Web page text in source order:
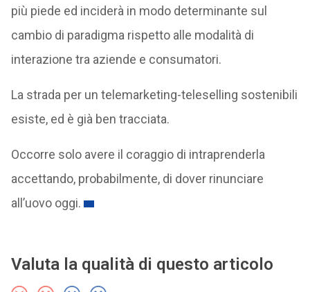
più piede ed inciderà in modo determinante sul
cambio di paradigma rispetto alle modalità di
interazione tra aziende e consumatori.
La strada per un telemarketing-teleselling sostenibili
esiste, ed è già ben tracciata.
Occorre solo avere il coraggio di intraprenderla
accettando, probabilmente, di dover rinunciare
all’uovo oggi.
Valuta la qualità di questo articolo